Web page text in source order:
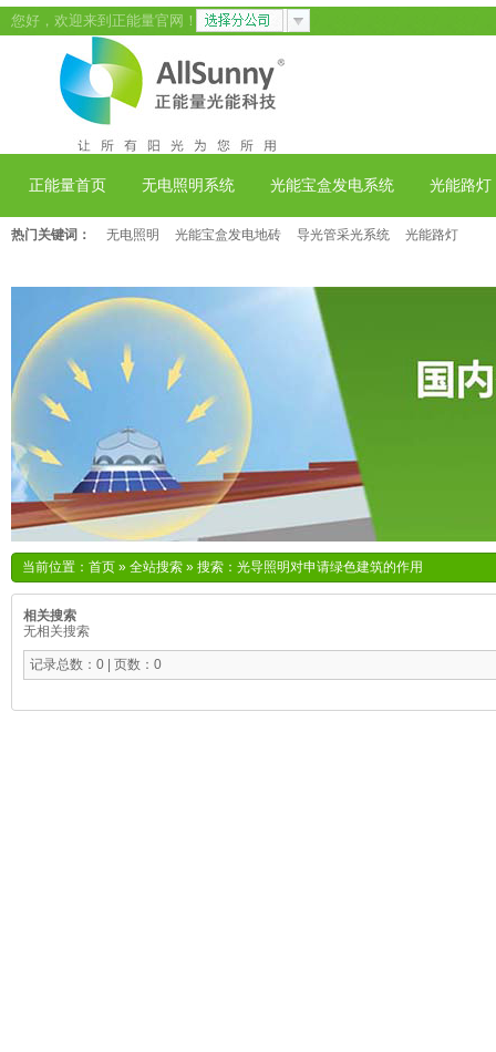
您好，欢迎来到正能量官网！
正能量首页 无电照明系统 光能宝盒发电系统 光能路灯
热门关键词： 无电照明 光能宝盒发电地砖 导光管采光系统 光能路灯
当前位置： 首页 » 全站搜索 » 搜索：光导照明对申请绿色建筑的作用
相关搜索
无相关搜索
记录总数：0 | 页数：0